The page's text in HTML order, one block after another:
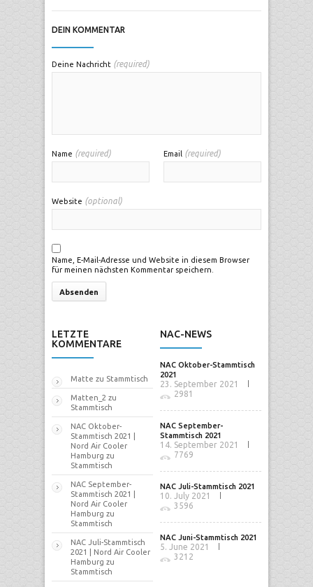
DEIN KOMMENTAR
Deine Nachricht (required)
Name (required) Email (required)
Website (optional)
Name, E-Mail-Adresse und Website in diesem Browser
für meinen nächsten Kommentar speichern.
LETZTE
KOMMENTARE
Matte zu Stammtisch
Matten_2 zu
Stammtisch
NAC Oktober-
Stammtisch 2021 |
Nord Air Cooler
Hamburg zu
Stammtisch
NAC September-
Stammtisch 2021 |
Nord Air Cooler
Hamburg zu
Stammtisch
NAC Juli-Stammtisch
2021 | Nord Air Cooler
Hamburg zu
Stammtisch
NAC-NEWS
NAC Oktober-Stammtisch
2021
23. September 2021
2981
NAC September-
Stammtisch 2021
14. September 2021
7769
NAC Juli-Stammtisch 2021
10. July 2021
3596
NAC Juni-Stammtisch 2021
5. June 2021
3212